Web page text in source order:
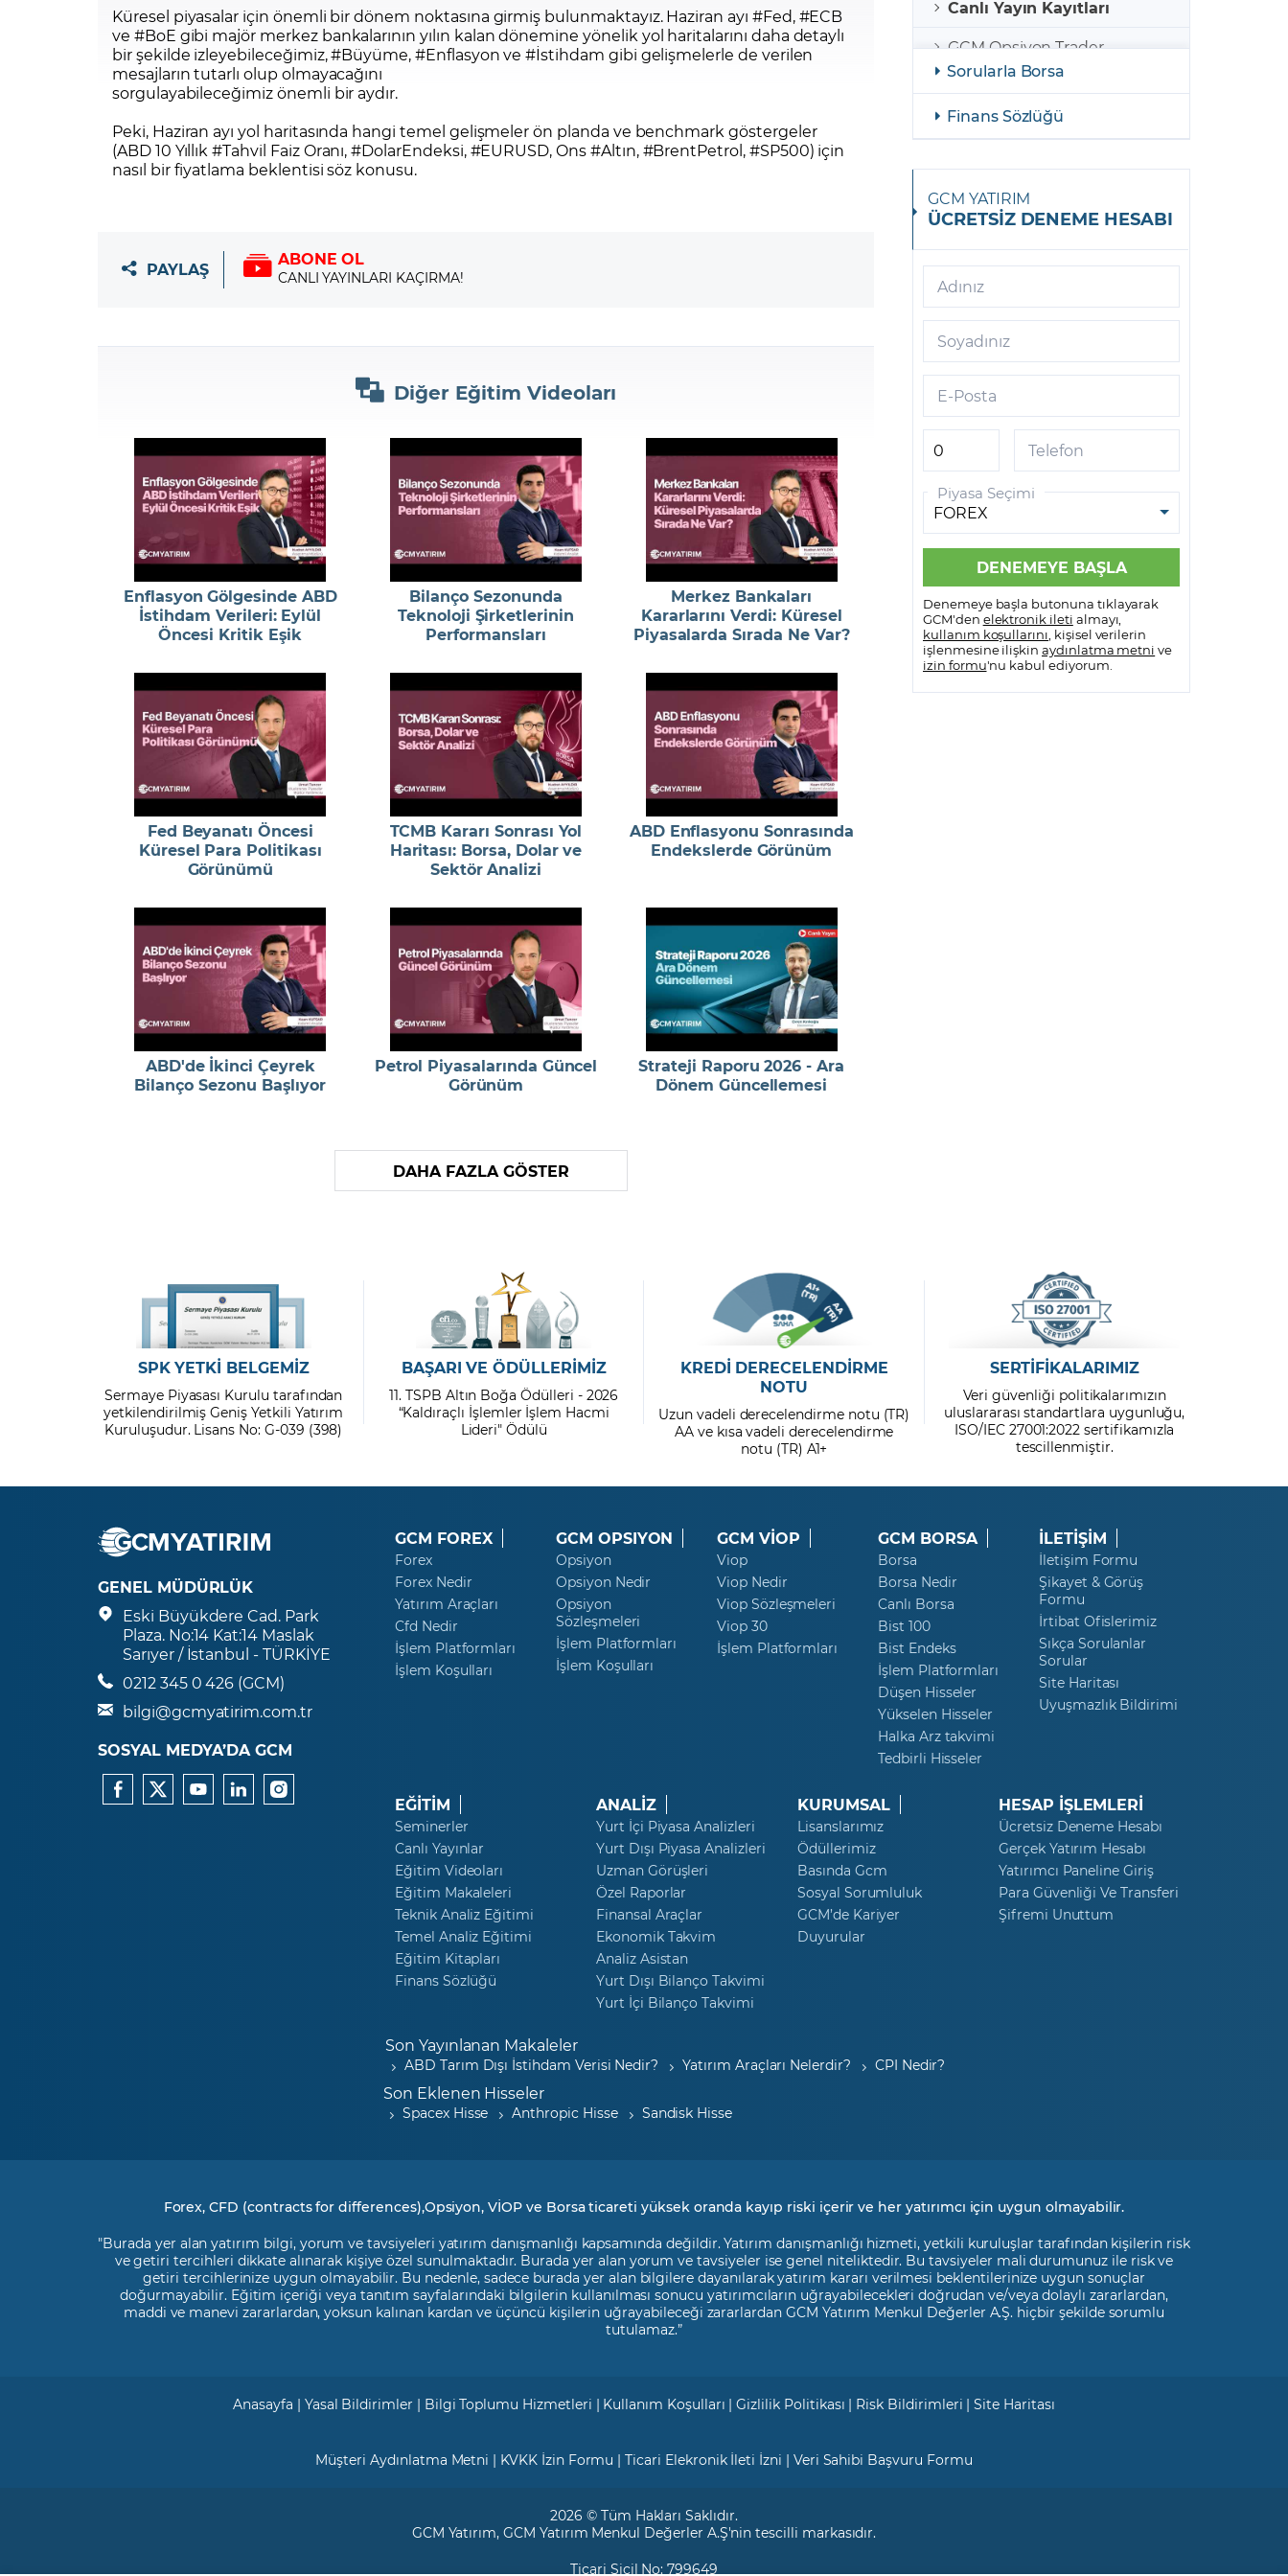
Küresel piyasalar için önemli bir dönem noktasına girmiş bulunmaktayız. Haziran ayı #Fed, #ECB
ve #BoE gibi majör merkez bankalarının yılın kalan dönemine yönelik yol haritalarını daha detaylı
bir şekilde izleyebileceğimiz, #Büyüme, #Enflasyon ve #İstihdam gibi gelişmelerle de verilen
mesajların tutarlı olup olmayacağını
sorgulayabileceğimiz önemli bir aydır.
Peki, Haziran ayı yol haritasında hangi temel gelişmeler ön planda ve benchmark göstergeler
(ABD 10 Yıllık#Tahvil Faiz Oranı,#DolarEndeksi,#EURUSD, Ons#Altın,#BrentPetrol,#SP500) için
nasıl bir fiyatlama beklentisi söz konusu.
PAYLAŞ
ABONE OL
CANLI YAYINLARI KAÇIRMA!
Diğer Eğitim Videoları
Enflasyon Gölgesinde ABD
İstihdam Verileri: Eylül
Öncesi Kritik Eşik
Bilanço Sezonunda
Teknoloji Şirketlerinin
Performansları
Merkez Bankaları
Kararlarını Verdi: Küresel
Piyasalarda Sırada Ne Var?
Fed Beyanatı Öncesi
Küresel Para Politikası
Görünümü
TCMB Kararı Sonrası Yol
Haritası: Borsa, Dolar ve
Sektör Analizi
ABD Enflasyonu Sonrasında
Endekslerde Görünüm
ABD'de İkinci Çeyrek
Bilanço Sezonu Başlıyor
Petrol Piyasalarında Güncel
Görünüm
Strateji Raporu 2026 - Ara
Dönem Güncellemesi
DAHA FAZLA GÖSTER
Canlı Yayın Kayıtları
GCM Opsiyon Trader
GCM Opsiyon Meta Trader 5
Android
GCM Borsa Trader Mobil
GCM Opsiyon Meta Trader 5
iOS
GCM Trader
GCM Meta Trader4
GCM Trader Mobile
GCM VİOP Meta Trader 5
Android
GCM VİOP Meta Trader 5 IOS
Sorularla Borsa
Finans Sözlüğü
GCM YATIRIM
ÜCRETSİZ DENEME HESABI
Adınız
Soyadınız
E-Posta
Telefon
Piyasa Seçimi
Denemeye başla butonuna tıklayarak
GCM'den elektronik ileti almayı,
kullanım koşullarını , kişisel verilerin
işlenmesine ilişkin aydınlatma metni ve
izin formu'nu kabul ediyorum.
SPK YETKİ BELGEMİZ
Sermaye Piyasası Kurulu tarafından
yetkilendirilmiş Geniş Yetkili Yatırım
Kuruluşudur. Lisans No: G-039 (398)
BAŞARI VE ÖDÜLLERİMİZ
11. TSPB Altın Boğa Ödülleri - 2026
“Kaldıraçlı İşlemler İşlem Hacmi
Lideri" Ödülü
KREDİ DERECELENDİRME
NOTU
Uzun vadeli derecelendirme notu (TR)
AA ve kısa vadeli derecelendirme
notu (TR) A1+
SERTİFİKALARIMIZ
Veri güvenliği politikalarımızın
uluslararası standartlara uygunluğu,
ISO/IEC 27001:2022 sertifikamızla
tescillenmiştir.
GENEL MÜDÜRLÜK
Eski Büyükdere Cad. Park
Plaza. No:14 Kat:14 Maslak
Sarıyer / İstanbul - TÜRKİYE
0212 345 0 426 (GCM)
bilgi@gcmyatirim.com.tr
SOSYAL MEDYA’DA GCM
GCM FOREX
Forex
Forex Nedir
Yatırım Araçları
Cfd Nedir
İşlem Platformları
İşlem Koşulları
GCM OPSIYON
Opsiyon
Opsiyon Nedir
Opsiyon
Sözleşmeleri
İşlem Platformları
İşlem Koşulları
GCM VİOP
Viop
Viop Nedir
Viop Sözleşmeleri
Viop 30
İşlem Platformları
GCM BORSA
Borsa
Borsa Nedir
Canlı Borsa
Bist 100
Bist Endeks
İşlem Platformları
Düşen Hisseler
Yükselen Hisseler
Halka Arz takvimi
Tedbirli Hisseler
İLETİŞİM
İletişim Formu
Şikayet & Görüş
Formu
İrtibat Ofislerimiz
Sıkça Sorulanlar
Sorular
Site Haritası
Uyuşmazlık Bildirimi
EĞİTİM
Seminerler
Canlı Yayınlar
Eğitim Videoları
Eğitim Makaleleri
Teknik Analiz Eğitimi
Temel Analiz Eğitimi
Eğitim Kitapları
Finans Sözlüğü
ANALİZ
Yurt İçi Piyasa Analizleri
Yurt Dışı Piyasa Analizleri
Uzman Görüşleri
Özel Raporlar
Finansal Araçlar
Ekonomik Takvim
Analiz Asistan
Yurt Dışı Bilanço Takvimi
Yurt İçi Bilanço Takvimi
KURUMSAL
Lisanslarımız
Ödüllerimiz
Basında Gcm
Sosyal Sorumluluk
GCM’de Kariyer
Duyurular
HESAP İŞLEMLERİ
Ücretsiz Deneme Hesabı
Gerçek Yatırım Hesabı
Yatırımcı Paneline Giriş
Para Güvenliği Ve Transferi
Şifremi Unuttum
Son Yayınlanan Makaleler
ABD Tarım Dışı İstihdam Verisi Nedir? Yatırım Araçları Nelerdir? CPI Nedir?
Son Eklenen Hisseler
Spacex Hisse Anthropic Hisse Sandisk Hisse
Forex, CFD (contracts for differences),Opsiyon, VİOP ve Borsa ticareti yüksek oranda kayıp riski içerir ve her yatırımcı için uygun olmayabilir.
"Burada yer alan yatırım bilgi, yorum ve tavsiyeleri yatırım danışmanlığı kapsamında değildir. Yatırım danışmanlığı hizmeti, yetkili kuruluşlar tarafından kişilerin risk
ve getiri tercihleri dikkate alınarak kişiye özel sunulmaktadır. Burada yer alan yorum ve tavsiyeler ise genel niteliktedir. Bu tavsiyeler mali durumunuz ile risk ve
getiri tercihlerinize uygun olmayabilir. Bu nedenle, sadece burada yer alan bilgilere dayanılarak yatırım kararı verilmesi beklentilerinize uygun sonuçlar
doğurmayabilir. Eğitim içeriği veya tanıtım sayfalarındaki bilgilerin kullanılması sonucu yatırımcıların uğrayabilecekleri doğrudan ve/veya dolaylı zararlardan,
maddi ve manevi zararlardan, yoksun kalınan kardan ve üçüncü kişilerin uğrayabileceği zararlardan GCM Yatırım Menkul Değerler A.Ş. hiçbir şekilde sorumlu
tutulamaz.”
Anasayfa | Yasal Bildirimler | Bilgi Toplumu Hizmetleri | Kullanım Koşulları |Gizlilik Politikası | Risk Bildirimleri |Site Haritası
Müşteri Aydınlatma Metni | KVKK İzin Formu |Ticari Elekronik İleti İzni | Veri Sahibi Başvuru Formu
2026 © Tüm Hakları Saklıdır.
GCM Yatırım, GCM Yatırım Menkul Değerler A.Ş'nin tescilli markasıdır.
Ticari Sicil No: 799649